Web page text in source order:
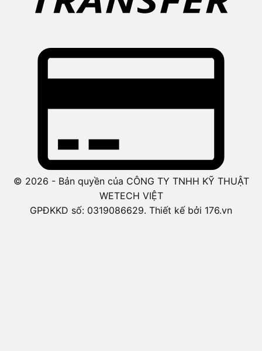
© 2026 - Bản quyền của CÔNG TY TNHH KỸ THUẬT
WETECH VIỆT
GPĐKKD số: 0319086629. Thiết kế bởi 176.vn